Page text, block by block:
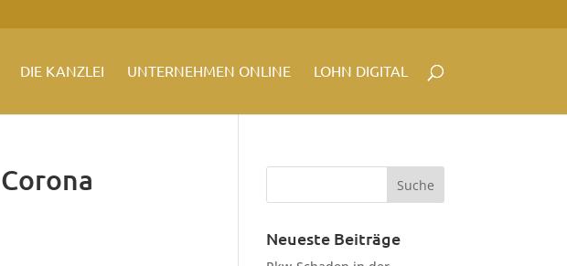
DIE KANZLEI UNTERNEHMEN ONLINE LOHN DIGITAL
Neueste Beiträge